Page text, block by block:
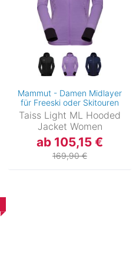
Mammut - Damen Midlayer
für Freeski oder Skitouren
Taiss Light ML Hooded
Jacket Women
ab 105,15 €
169,90 €